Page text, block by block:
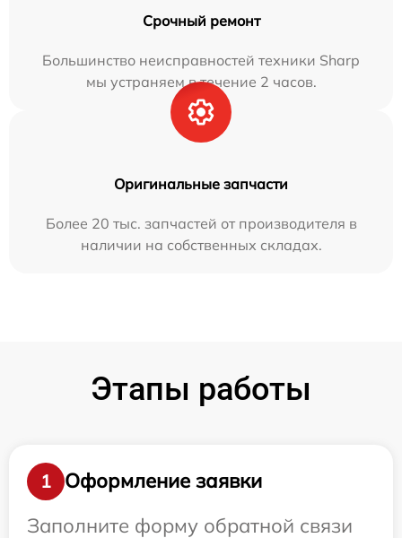
Срочный ремонт
Большинство неисправностей техники Sharp
мы устраняем в течение 2 часов.
Оригинальные запчасти
Более 20 тыс. запчастей от производителя в
наличии на собственных складах.
Этапы работы
1
Оформление заявки
Заполните форму обратной связи